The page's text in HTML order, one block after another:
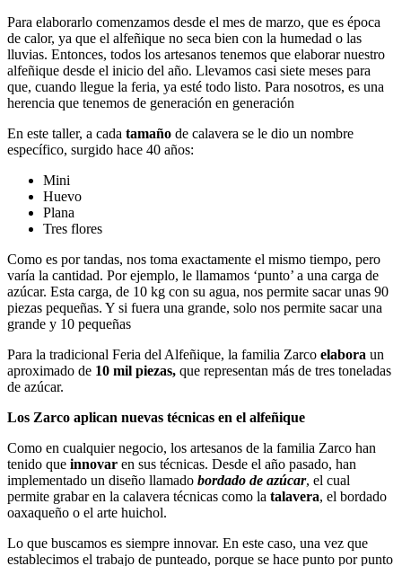
Para elaborarlo comenzamos desde el mes de marzo, que es época
de calor, ya que el alfeñique no seca bien con la humedad o las
lluvias. Entonces, todos los artesanos tenemos que elaborar nuestro
alfeñique desde el inicio del año. Llevamos casi siete meses para
que, cuando llegue la feria, ya esté todo listo. Para nosotros, es una
herencia que tenemos de generación en generación
En este taller, a cada tamaño de calavera se le dio un nombre
específico, surgido hace 40 años:
Mini
Huevo
Plana
Tres flores
Como es por tandas, nos toma exactamente el mismo tiempo, pero
varía la cantidad. Por ejemplo, le llamamos ‘punto’ a una carga de
azúcar. Esta carga, de 10 kg con su agua, nos permite sacar unas 90
piezas pequeñas. Y si fuera una grande, solo nos permite sacar una
grande y 10 pequeñas
Para la tradicional Feria del Alfeñique, la familia Zarco elabora un
aproximado de 10 mil piezas, que representan más de tres toneladas
de azúcar.
Los Zarco aplican nuevas técnicas en el alfeñique
Como en cualquier negocio, los artesanos de la familia Zarco han
tenido que innovar en sus técnicas. Desde el año pasado, han
implementado un diseño llamado bordado de azúcar, el cual
permite grabar en la calavera técnicas como la talavera, el bordado
oaxaqueño o el arte huichol.
Lo que buscamos es siempre innovar. En este caso, una vez que
establecimos el trabajo de punteado, porque se hace punto por punto